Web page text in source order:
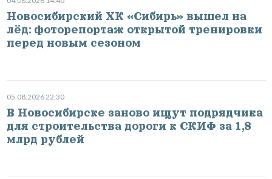
Новосибирский ХК «Сибирь» вышел на
лёд: фоторепортаж открытой тренировки
перед новым сезоном
05.08.2026 22:30
В Новосибирске заново ищут подрядчика
для строительства дороги к СКИФ за 1,8
млрд рублей